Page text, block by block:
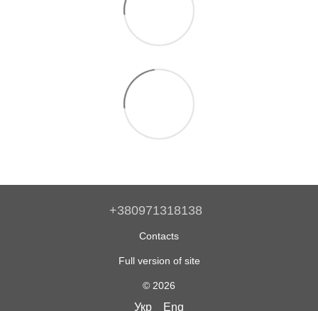
+380971318138
Contacts
Full version of site
© 2026
Укр Eng